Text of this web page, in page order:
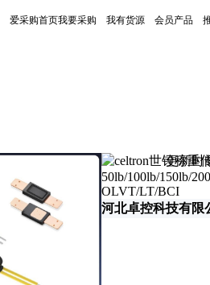
爱采购首页我要采购 我有货源 会员产品
更新时
河北卓控科技有限